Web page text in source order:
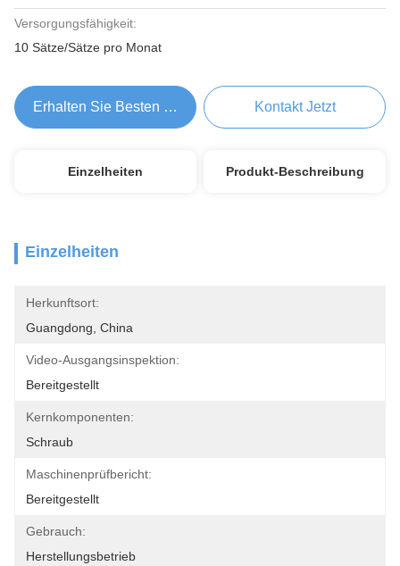
Versorgungsfähigkeit:
10 Sätze/Sätze pro Monat
Erhalten Sie Besten Preis Kontakt Jetzt
Einzelheiten Produkt-Beschreibung
Einzelheiten
Herkunftsort:
Guangdong, China
Video-Ausgangsinspektion:
Bereitgestellt
Kernkomponenten:
Schraub
Maschinenprüfbericht:
Bereitgestellt
Gebrauch:
Herstellungsbetrieb